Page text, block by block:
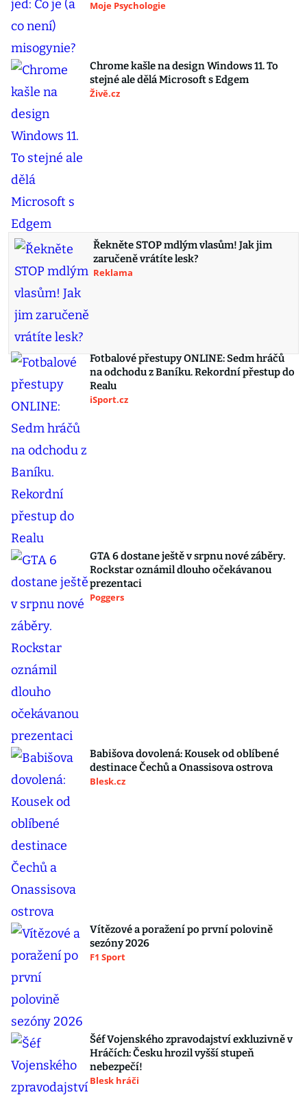
Moje Psychologie
Chrome kašle na design Windows 11. To
stejné ale dělá Microsoft s Edgem
Živě.cz
Řekněte STOP mdlým vlasům! Jak jim
zaručeně vrátíte lesk?
Reklama
Fotbalové přestupy ONLINE: Sedm hráčů
na odchodu z Baníku. Rekordní přestup do
Realu
iSport.cz
GTA 6 dostane ještě v srpnu nové záběry.
Rockstar oznámil dlouho očekávanou
prezentaci
Poggers
Babišova dovolená: Kousek od oblíbené
destinace Čechů a Onassisova ostrova
Blesk.cz
Vítězové a poražení po první polovině
sezóny 2026
F1 Sport
Šéf Vojenského zpravodajství exkluzivně v
Hráčích: Česku hrozil vyšší stupeň
nebezpečí!
Blesk hráči